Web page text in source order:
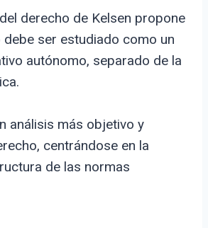
derecho de Kelsen propone
debe ser estudiado como un
autónomo, separado de la
análisis más objetivo y
centrándose en la
de las normas